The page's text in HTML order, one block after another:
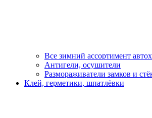
Все зимний ассортимент
Антигели, осушители
Размораживатели замков и
Клей, герметики, шпатлёвки